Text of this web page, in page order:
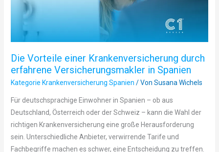
Die Vorteile einer Krankenversicherung durch
erfahrene Versicherungsmakler in Spanien
Kategorie Krankenversicherung Spanien / Von Susana Wichels
Für deutschsprachige Einwohner in Spanien – ob aus
Deutschland, Österreich oder der Schweiz – kann die Wahl der
richtigen Krankenversicherung eine große Herausforderung
sein. Unterschiedliche Anbieter, verwirrende Tarife und
Fachbegriffe machen es schwer, eine Entscheidung zu treffen.
Versicherungsmakler
Spanien